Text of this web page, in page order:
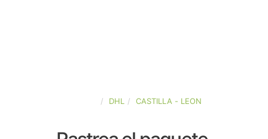
DHL CASTILLA - LEON